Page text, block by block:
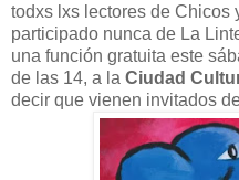
todxs lxs lectores de Chicos
participado nunca de La
una función gratuita este
de las 14, a la Ciudad
decir que vienen invitados